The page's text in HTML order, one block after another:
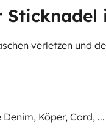
Sticknadel
verletzen und
Köper, Cord, ...